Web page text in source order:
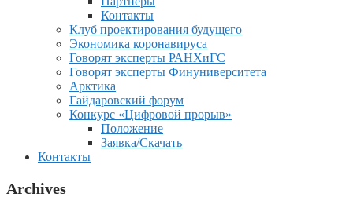
Контакты
Клуб проектирования будущего
Экономика коронавируса
Говорят эксперты РАНХиГС
Говорят эксперты Финуниверситета
Арктика
Гайдаровский форум
Конкурс «Цифровой прорыв»
Положение
Заявка/Скачать
Контакты
Archives